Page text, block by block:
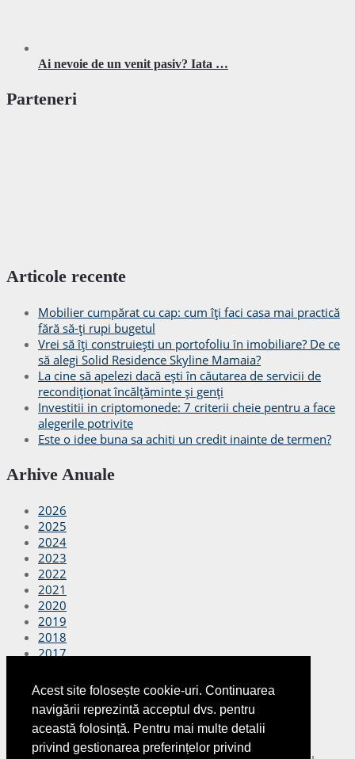
Acest site folosește cookie-uri. Continuarea
navigării reprezintă acceptul dvs. pentru
această folosință. Pentru mai multe detalii
privind gestionarea preferințelor privind
Ai nevoie de un venit pasiv? Iata …
Parteneri
Articole recente
Mobilier cumpărat cu cap: cum îți faci casa mai practică
fără să-ți rupi bugetul
Vrei să îți construiești un portofoliu în imobiliare? De ce
să alegi Solid Residence Skyline Mamaia?
La cine să apelezi dacă ești în căutarea de servicii de
recondiționat încălțăminte și genți
Investitii in criptomonede: 7 criterii cheie pentru a face
alegerile potrivite
Este o idee buna sa achiti un credit inainte de termen?
Arhive Anuale
2026
2025
2024
2023
2022
2021
2020
2019
2018
2017
2015
2014
2013
2012